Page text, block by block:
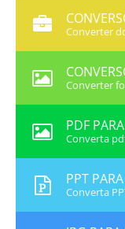
Converter
Converter
PDF
Converta
PPT
Converta